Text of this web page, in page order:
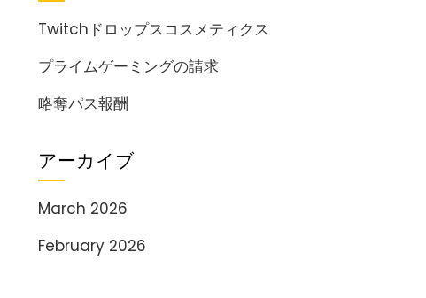
Twitchドロップスコスメティクス
プライムゲーミングの請求
略奪パス報酬
アーカイブ
March 2026
February 2026